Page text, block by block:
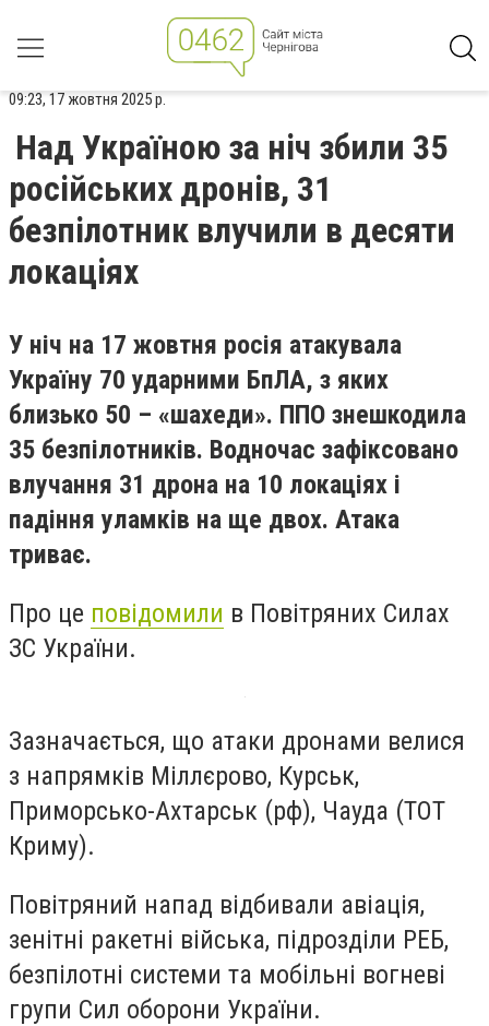
09:23, 17 жовтня 2025 р.
Над Україною за ніч збили 35
російських дронів, 31
безпілотник влучили в десяти
локаціях
У ніч на 17 жовтня росія атакувала
Україну 70 ударними БпЛА, з яких
близько 50 – «шахеди». ППО знешкодила
35 безпілотників. Водночас зафіксовано
влучання 31 дрона на 10 локаціях і
падіння уламків на ще двох. Атака
триває.
Про це повідомили в Повітряних Силах
ЗС України.
Зазначається, що атаки дронами велися
з напрямків Міллєрово, Курськ,
Приморсько-Ахтарськ (рф), Чауда (ТОТ
Криму).
Повітряний напад відбивали авіація,
зенітні ракетні війська, підрозділи РЕБ,
безпілотні системи та мобільні вогневі
групи Сил оборони України.